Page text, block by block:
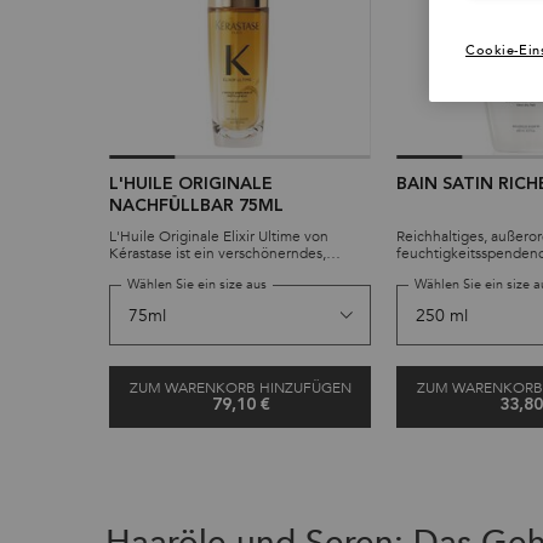
L'HUILE ORIGINALE
NACHFÜLLBAR 75ML
L'Huile Originale Elixir Ultime von
Kérastase ist ein verschönerndes,
mit einer leichten Formel. Die neue
französische Kamelie und wilde
erhältlich und damit nachhaltiger. Es
bietet eine fortschrittliche Leistung für
alle Haartypen: das Haar ist geschützt,
Wählen Sie ein size aus
ZUM WARENKORB HINZUFÜGEN
79,10 €
BAIN SATIN
Reichhaltiges,
Wählen Sie ein size
ZUM
Cookie-